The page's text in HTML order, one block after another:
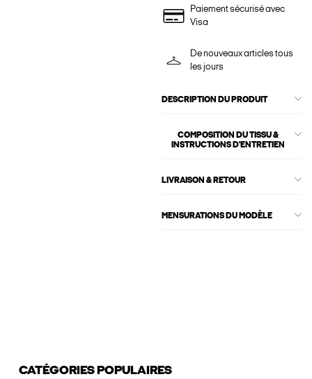
Paiement sécurisé avec
Visa
De nouveaux articles tous
les jours
DESCRIPTION DU PRODUIT
COMPOSITION DU TISSU &
INSTRUCTIONS D'ENTRETIEN
LIVRAISON & RETOUR
MENSURATIONS DU MODÈLE
CATÉGORIES POPULAIRES